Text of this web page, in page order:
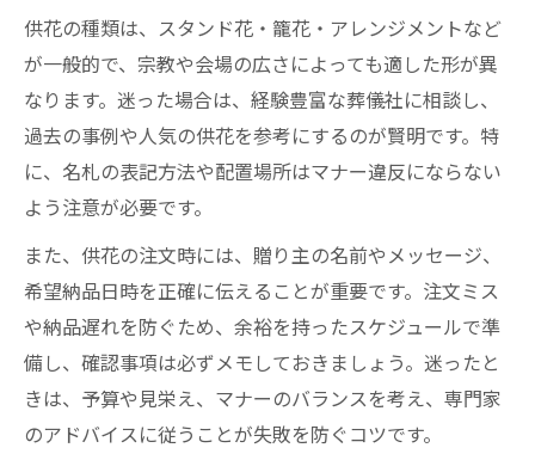
急な訃報時も安心できる供花手配の流れ
葬儀の急な供花依頼に対応する手配の手順
供花を迅速に注文したい葬儀時のポイント
川崎市で急ぎの葬儀でも間に合う供花手配
法
葬儀の供花注文で慌てないための確認事項
訃報直後の供花手配で押さえるべき実務手
順
川崎市の葬儀で供花を安心して注文する方法
葬儀で失敗しない供花注文の基礎知識
川崎市で供花を安心して頼むポイント解説
供花の種類は、スタンド花・籠花・アレンジメントなど
が一般的で、宗教や会場の広さによっても適した形が異
なります。迷った場合は、経験豊富な葬儀社に相談し、
過去の事例や人気の供花を参考にするのが賢明です。特
に、名札の表記方法や配置場所はマナー違反にならない
よう注意が必要です。
また、供花の注文時には、贈り主の名前やメッセージ、
希望納品日時を正確に伝えることが重要です。注文ミス
や納品遅れを防ぐため、余裕を持ったスケジュールで準
備し、確認事項は必ずメモしておきましょう。迷ったと
きは、予算や見栄え、マナーのバランスを考え、専門家
のアドバイスに従うことが失敗を防ぐコツです。